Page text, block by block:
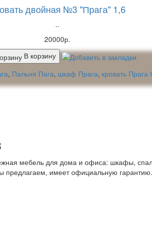
двойная №3 "Прага" 1,6
..
20000р.
В корзину
, Пальня Пага, шкаф Прага, кровать
мебель для дома и офиса: шкафы,
предлагаем, имеет официальную